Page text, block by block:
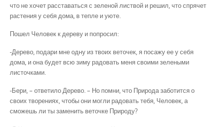
что не хочет расставаться с зеленой листвой и решил, что спрячет
растения у себя дома, в тепле и уюте.
Пошел Человек к дереву и попросил:
-Дерево, подари мне одну из твоих веточек, я посажу ее у себя
дома, и она будет всю зиму радовать меня своими зелеными
листочками.
-Бери, – ответило Дерево. – Но помни, что Природа заботится о
своих творениях, чтобы они могли радовать тебя, Человек, а
сможешь ли ты заменить веточке Природу?